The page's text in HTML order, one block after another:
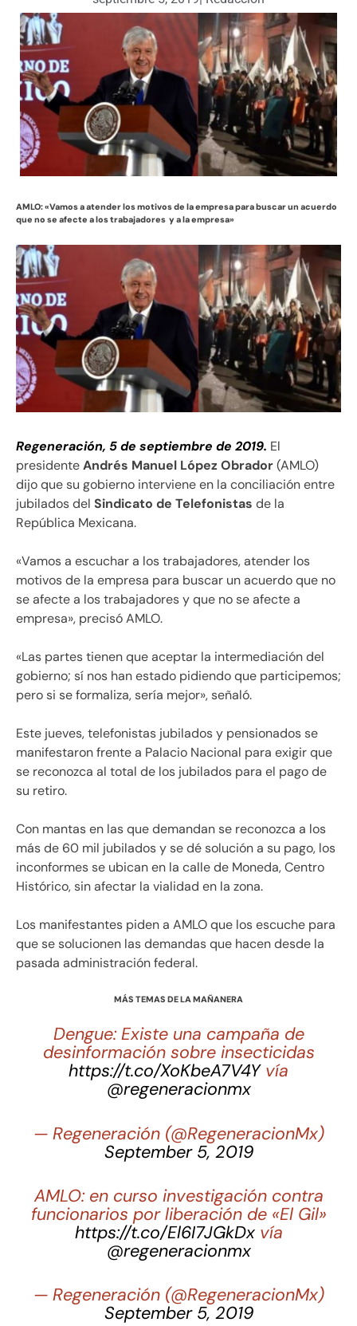
AMLO: «Vamos a atender los motivos de la empresa para buscar un acuerdo
que no se afecte a los trabajadores y a la empresa»
Regeneración, 5 de septiembre de 2019. El
presidenteAndrés Manuel López Obrador(AMLO)
dijo que su gobierno interviene en la conciliación entre
jubilados del Sindicato de Telefonistas de la
República Mexicana.
«Vamos a escuchar a los trabajadores, atender los
motivos de la empresa para buscar un acuerdo que no
se afecte a los trabajadores y que no se afecte a
empresa», precisó AMLO.
«Las partes tienen que aceptar la intermediación del
gobierno; sí nos han estado pidiendo que participemos;
pero si se formaliza, sería mejor», señaló.
Este jueves, telefonistas jubilados y pensionados se
manifestaron frente a Palacio Nacional para exigir que
se reconozca al total de los jubilados para el pago de
su retiro.
Con mantas en las que demandan se reconozca a los
más de 60 mil jubilados y se dé solución a su pago, los
inconformes se ubican en la calle de Moneda, Centro
Histórico, sin afectar la vialidad en la zona.
Los manifestantes piden a AMLO que los escuche para
que se solucionen las demandas que hacen desde la
pasada administración federal.
MÁS TEMAS DE LA MAÑANERA
Dengue: Existe una campaña de
desinformación sobre insecticidas
https://t.co/XoKbeA7V4Yvía
@regeneracionmx
— Regeneración (@RegeneracionMx)
September 5, 2019
AMLO: en curso investigación contra
funcionarios por liberación de «El Gil»
https://t.co/El6I7JGkDxvía
@regeneracionmx
— Regeneración (@RegeneracionMx)
September 5, 2019